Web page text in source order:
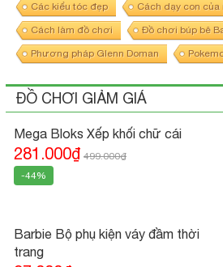
Các kiểu tóc đẹp Cách dạy con
Cách làm đồ chơi Đồ chơi búp bê
Phương pháp Glenn Doman
ĐỒ CHƠI GIẢM GIÁ
Mega Bloks Xếp khối chữ cái
281.000₫ 499.000₫
-44%
Barbie Bộ phụ kiện váy đầm thời
trang